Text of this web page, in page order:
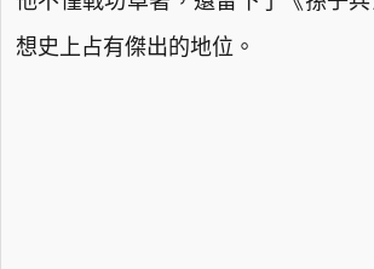
想史上占有傑出的地位。